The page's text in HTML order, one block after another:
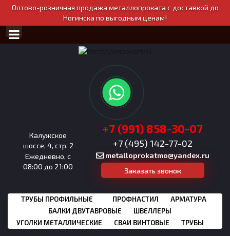
Оптово-розничная продажа металлопроката с доставкой до
Ногинска по выгодным ценам!
Калужское
шоссе, 4, стр. 2
Ежедневно, с
08:00 до 21:00
+7 (991) 858-30-07
+7 (495) 142-77-02
metalloprokatmo@yandex.ru
Заказать звонок
ТРУБЫ ПРОФИЛЬНЫЕ ПРОФНАСТИЛ
АРМАТУРА
БАЛКИ ДВУТАВРОВЫЕ
ШВЕЛЛЕРЫ
УГОЛКИ МЕТАЛЛИЧЕСКИЕ
СВАИ ВИНТОВЫЕ ТРУБЫ